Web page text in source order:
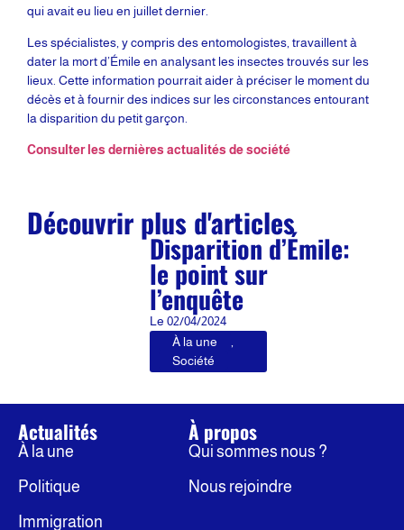
qui avait eu lieu en juillet dernier.
Les spécialistes, y compris des entomologistes, travaillent à
dater la mort d’Émile en analysant les insectes trouvés sur les
lieux. Cette information pourrait aider à préciser le moment du
décès et à fournir des indices sur les circonstances entourant
la disparition du petit garçon.
Consulter les dernières actualités de société
Découvrir plus d'articles
Disparition d’Émile:
le point sur
l’enquête
Le 02/04/2024
À la une
Société
Actualités
À la une
Politique
Immigration
À propos
Qui sommes nous ?
Nous rejoindre